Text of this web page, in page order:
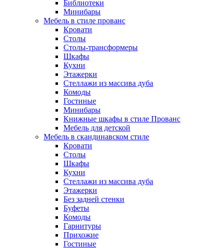
Библиотеки
Минибары
Мебель в стиле прованс
Кровати
Столы
Столы-трансформеры
Шкафы
Кухни
Этажерки
Стеллажи из массива дуба
Комоды
Гостиные
Минибары
Книжные шкафы в стиле Прованс
Мебель для детской
Мебель в скандинавском стиле
Кровати
Столы
Шкафы
Кухни
Стеллажи из массива дуба
Этажерки
Без задней стенки
Буфеты
Комоды
Гарнитуры
Прихожие
Гостиные